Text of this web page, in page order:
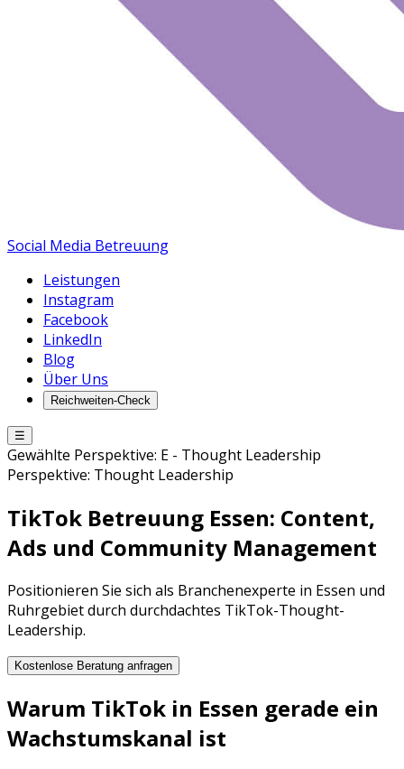
Social Media Betreuung
Leistungen
Instagram
Facebook
LinkedIn
Blog
Über Uns
Reichweiten-Check
☰
Gewählte Perspektive: E - Thought Leadership
Perspektive: Thought Leadership
TikTok Betreuung Essen: Content,
Ads und Community Management
Positionieren Sie sich als Branchenexperte in Essen und
Ruhrgebiet durch durchdachtes TikTok-Thought-
Leadership.
Kostenlose Beratung anfragen
Warum TikTok in Essen gerade ein
Wachstumskanal ist